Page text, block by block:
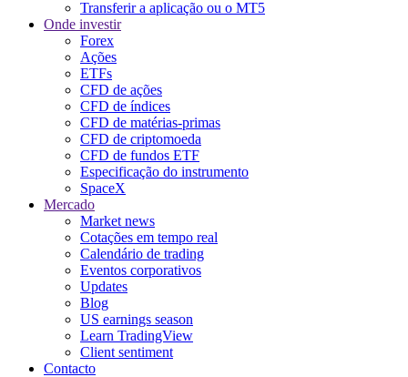
Transferir a aplicação ou o MT5
Onde investir
Forex
Ações
ETFs
CFD de ações
CFD de índices
CFD de matérias-primas
CFD de criptomoeda
CFD de fundos ETF
Especificação do instrumento
SpaceX
Mercado
Market news
Cotações em tempo real
Calendário de trading
Eventos corporativos
Updates
Blog
US earnings season
Learn TradingView
Client sentiment
Contacto